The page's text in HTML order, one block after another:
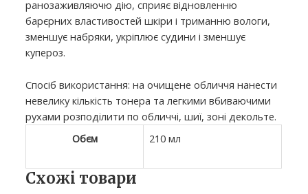
ранозаживляючю дію, сприяє відновленню
барєрних властивостей шкіри і триманню вологи,
зменшує набряки, укріплює судини і зменшує
купероз.
Спосіб використання: на очищене обличчя нанести
невелику кількість тонера та легкими вбиваючими
рухами розподілити по обличчі, шиї, зоні декольте.
Обєм
210 мл
Схожі товари